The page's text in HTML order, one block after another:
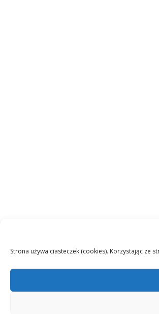
Strona używa ciasteczek (cookies). Korzystając ze